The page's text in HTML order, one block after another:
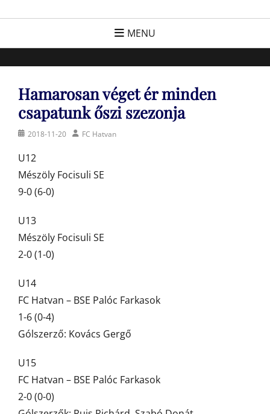
FC Hatvan
Egyesület a hatvani labdarúgásért, sportért!
MENU
Hamarosan véget ér minden
csapatunk őszi szezonja
Posted2018-11-20 AuthorFC Hatvan
U12
Mészöly Focisuli SE
9-0 (6-0)
U13
Mészöly Focisuli SE
2-0 (1-0)
U14
FC Hatvan – BSE Palóc Farkasok
1-6 (0-4)
Gólszerző: Kovács Gergő
U15
FC Hatvan – BSE Palóc Farkasok
2-0 (0-0)